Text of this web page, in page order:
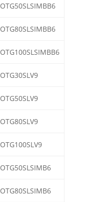
OTG50SLSIMBB6
OTG80SLSIMBB6
OTG100SLSIMBB6
OTG30SLV9
OTG50SLV9
OTG80SLV9
OTG100SLV9
OTG50SLSIMB6
OTG80SLSIMB6